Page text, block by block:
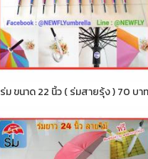
ร่ม ขนาด 22 นิ้ว ( ร่มสายรุ้ง ) 70 บาท